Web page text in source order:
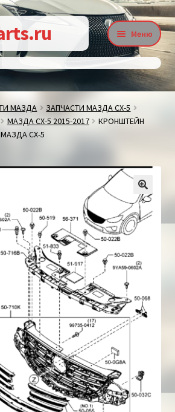
Меню
Контакты
и оплата
Корзина
МАЗДА
ЗАПЧАСТИ МАЗДА СХ-5
МАЗДА СХ-5 2015-2017
КРОНШТЕЙН
СХ-5
🔍